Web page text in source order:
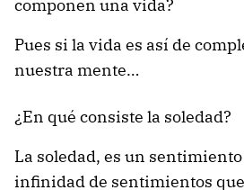
componen una vida?
Pues si la vida es así de
nuestra mente…
¿En qué consiste la soledad?
La soledad, es un
infinidad de sentimientos